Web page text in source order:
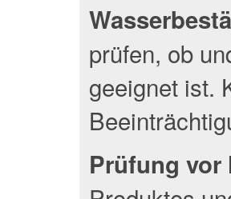
prüfen, ob
geeignet ist.
Prüfung vor